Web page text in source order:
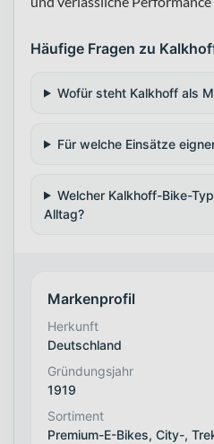
Häufige Fragen zu
Wofür steht Kalkhoff als
Für welche Einsätze
Welcher Kalkhoff-Bike-
Alltag?
Markenprofil
Herkunft
Deutschland
Gründungsjahr
1919
Sortiment
Premium-E-Bikes, City-,